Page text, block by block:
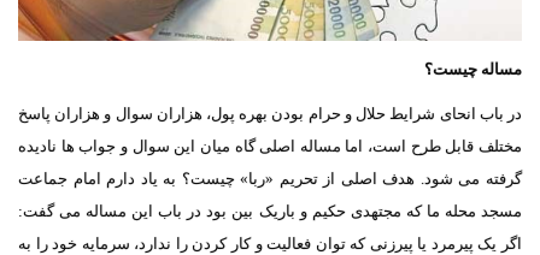
مساله چیست؟
در باب انحای شرایط حلال و حرام بودن بهره پول، هزاران سوال و هزاران پاسخ
مختلف قابل طرح است، اما مساله اصلی گاه میان این سوال و جواب ها نادیده
گرفته می شود. هدف اصلی از تحریم «ربا» چیست؟ به یاد دارم امام جماعت
مسجد محله ما که مجتهدی حکیم و باریک بین بود در باب این مساله می گفت:
اگر یک پیرمرد یا پیرزنی که توان فعالیت و کار کردن را ندارد، سرمایه خود را به